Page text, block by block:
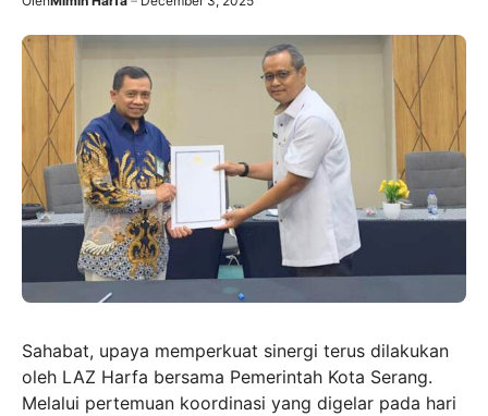
Sahabat, upaya memperkuat sinergi terus dilakukan
oleh LAZ Harfa bersama Pemerintah Kota Serang.
Melalui pertemuan koordinasi yang digelar pada hari